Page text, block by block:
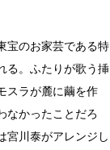
宝のお家芸である特
る。ふたりが歌う挿
スラが麓に繭を作
なかったことだろ
宮川泰がアレンジし